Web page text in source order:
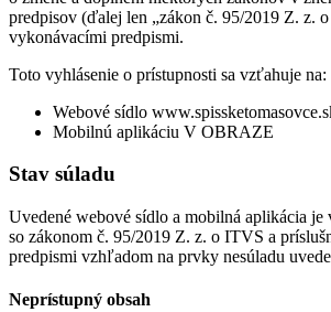
predpisov (ďalej len „zákon č. 95/2019 Z. z.
vykonávacími predpismi.
Toto vyhlásenie o prístupnosti sa vzťahuje na:
Webové sídlo
Mobilnú aplikáciu V OBRAZE
Stav súladu
Uvedené webové sídlo a mobilná aplikácia je
so zákonom č. 95/2019 Z. z. o ITVS a
predpismi vzhľadom na prvky nesúladu
Neprístupný obsah